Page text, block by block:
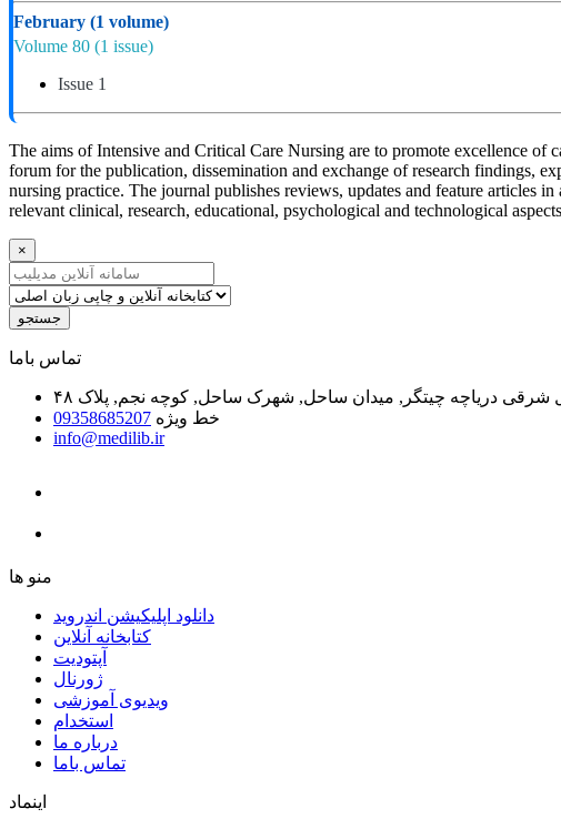
February (1 volume)
Volume 80 (1 issue)
Issue 1
The aims of Intensive and Critical Care Nursing are to promote excellence
forum for the publication, dissemination and exchange of research findings,
nursing practice. The journal publishes reviews, updates and feature articles
relevant clinical, research, educational, psychological and technological
×
جستجو
ﺗﻤﺎﺱ ﺑﺎﻣﺎ
دریاچه چیتگر, میدان ساحل, شهرک ساحل, کوچه نجم, پلاک ۴۸
خط ویژه 09358685207
info@medilib.ir
ﻣﻨﻮ ﻫﺎ
دانلود اپلیکیشن اندروید
ﮐﺘﺎﺑﺨﺎﻧﻪ ﺁﻧﻼﯾﻦ
ﺁﭘﺘﻮﺩﯾﺖ
ﮊﻭﺭﻧﺎﻝ
ویدیوی آموزشی
استخدام
درباره ما
ﺗﻤﺎﺱ ﺑﺎﻣﺎ
اینماد